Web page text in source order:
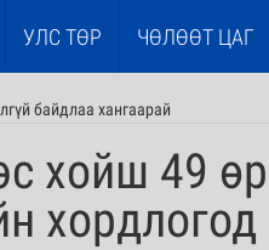
УЛС ТӨР ЧӨЛӨӨТ ЦАГ
байдлаа хангаарай
хойш 49